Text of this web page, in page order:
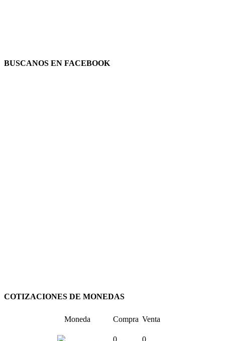
BUSCANOS EN FACEBOOK
COTIZACIONES DE MONEDAS
Moneda Compra Venta